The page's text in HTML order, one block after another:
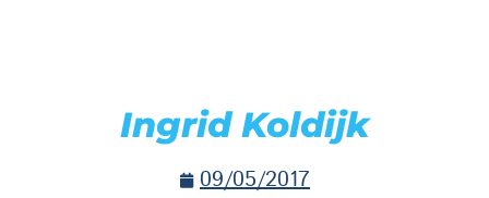
Ingrid Koldijk
09/05/2017